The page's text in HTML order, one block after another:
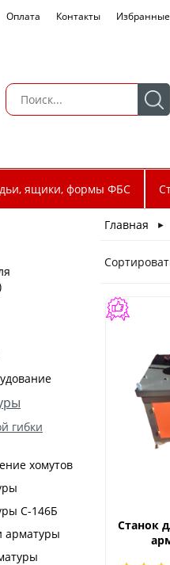
Оплата Контакты Избранные
ящики, формы ФБС
гибки
хомутов
С-146Б
арматуры
Главная ►
Станок